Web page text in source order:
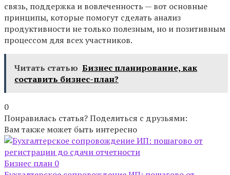
связь, поддержка и вовлеченность — вот основные
принципы, которые помогут сделать анализ
продуктивности не только полезным, но и позитивным
процессом для всех участников.
Читать статью Бизнес планирование, как
составить бизнес-план?
0
Понравилась статья? Поделиться с друзьями:
Вам также может быть интересно
Бизнес план 0